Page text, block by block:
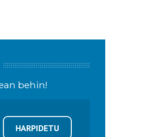
behin!
HARPIDETU